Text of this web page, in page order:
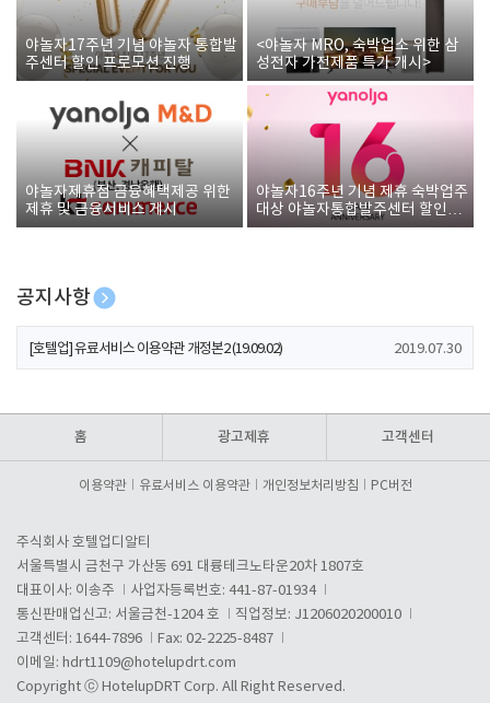
야놀자17주년 기념 야놀자 통합발
주센터 할인 프로모션 진행
<야놀자 MRO, 숙박업소 위한 삼
성전자 가전제품 특가 개시>
야놀자제휴점 금융혜택제공 위한
제휴 및 금융서비스 게시
야놀자16주년 기념 제휴 숙박업주
대상 야놀자통합발주센터 할인쿠
폰 증정
공지사항
[호텔업] 개인정보 처리방침 개정본1 (19.09.02)
[호텔업] 유료서비스 이용약관 개정본2 (19.09.02) 2019.07.30
홈 광고제휴 고객센터
이용약관 유료서비스 이용약관 개인정보처리방침 PC버전
주식회사 호텔업디알티
서울특별시 금천구 가산동 691 대륭테크노타운20차 1807호
대표이사: 이송주
사업자등록번호: 441-87-01934
통신판매업신고: 서울금천-1204 호
직업정보: J1206020200010
고객센터: 1644-7896
Fax: 02-2225-8487
이메일: hdrt1109@hotelupdrt.com
Copyright ⓒ HotelupDRT Corp. All Right Reserved.